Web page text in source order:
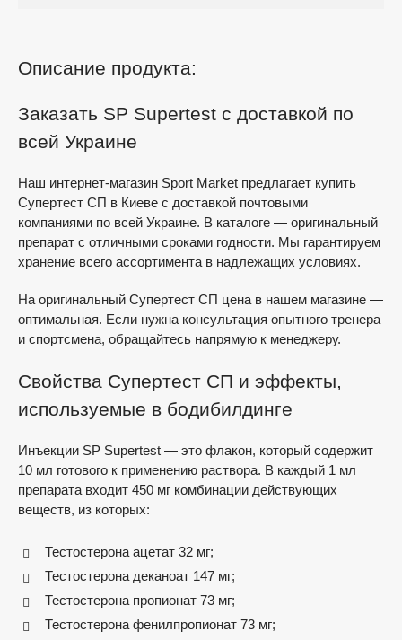
Описание продукта:
Заказать SP Supertest с доставкой по
всей Украине
Наш интернет-магазин Sport Market предлагает купить
Супертест СП в Киеве с доставкой почтовыми
компаниями по всей Украине. В каталоге — оригинальный
препарат с отличными сроками годности. Мы гарантируем
хранение всего ассортимента в надлежащих условиях.
На оригинальный Супертест СП цена в нашем магазине —
оптимальная. Если нужна консультация опытного тренера
и спортсмена, обращайтесь напрямую к менеджеру.
Свойства Супертест СП и эффекты,
используемые в бодибилдинге
Инъекции SP Supertest — это флакон, который содержит
10 мл готового к применению раствора. В каждый 1 мл
препарата входит 450 мг комбинации действующих
веществ, из которых:
Тестостерона ацетат 32 мг;
Тестостерона деканоат 147 мг;
Тестостерона пропионат 73 мг;
Тестостерона фенилпропионат 73 мг;